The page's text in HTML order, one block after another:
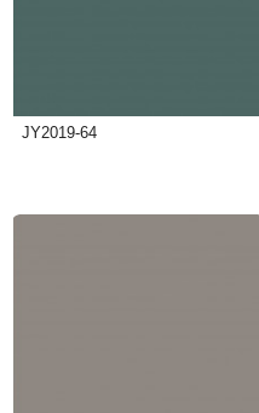
JY2019-64